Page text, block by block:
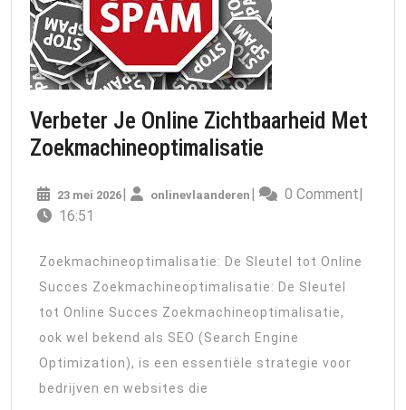
Verbeter Je Online Zichtbaarheid Met
Zoekmachineoptimalisatie
Online
Met
23 mei 202623
| onlinevlaanderen onlinevlaanderen
| 0 Comment|
16:51
Zoekmachineoptimalisatie: De Sleutel tot Online
Succes Zoekmachineoptimalisatie: De Sleutel
tot Online Succes Zoekmachineoptimalisatie,
ook wel bekend als SEO (Search Engine
Optimization), is een essentiële strategie voor
bedrijven en websites die